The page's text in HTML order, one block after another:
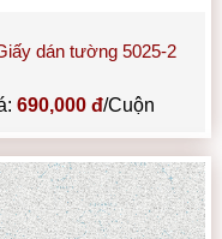
dán tường 5025-2
690,000 đ/Cuộn